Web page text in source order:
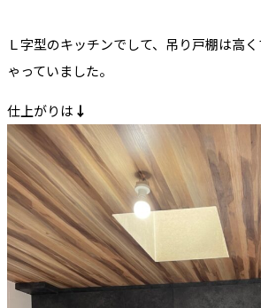
Ｌ字型のキッチンでして、吊り戸棚は高
ゃっていました。
仕上がりは ↓